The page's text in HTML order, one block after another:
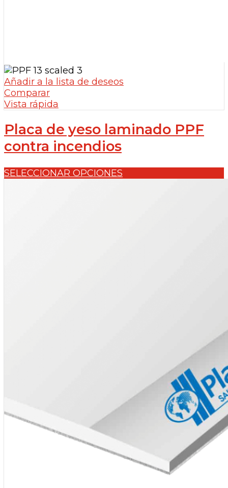
Añadir a la lista de deseos
Comparar
Vista rápida
Placa de yeso laminado PPF
contra incendios
SELECCIONAR OPCIONES